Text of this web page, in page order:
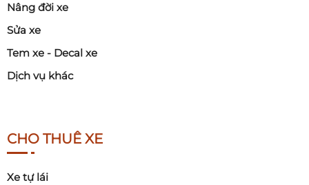
Nâng đời xe
Sửa xe
Tem xe - Decal xe
Dịch vụ khác
CHO THUÊ XE
Xe tự lái